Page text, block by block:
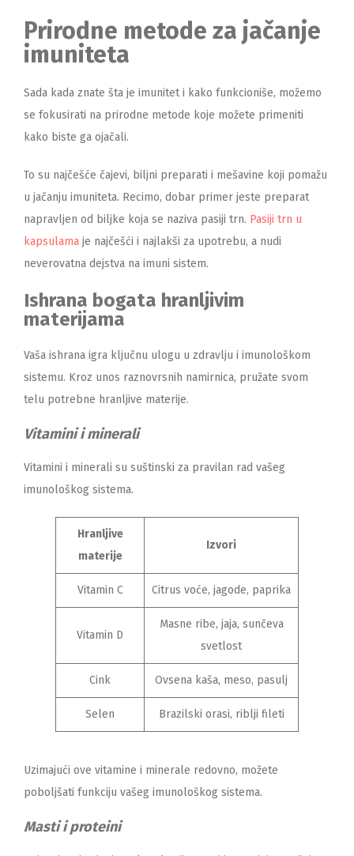
Prirodne metode za jačanje
imuniteta
Sada kada znate šta je imunitet i kako funkcioniše, možemo
se fokusirati na prirodne metode koje možete primeniti
kako biste ga ojačali.
To su najčešće čajevi, biljni preparati i mešavine koji pomažu
u jačanju imuniteta. Recimo, dobar primer jeste preparat
napravljen od biljke koja se naziva pasiji trn. Pasiji trn u
kapsulama je najčešći i najlakši za upotrebu, a nudi
neverovatna dejstva na imuni sistem.
Ishrana bogata hranljivim
materijama
Vaša ishrana igra ključnu ulogu u zdravlju i imunološkom
sistemu. Kroz unos raznovrsnih namirnica, pružate svom
telu potrebne hranljive materije.
Vitamini i minerali
Vitamini i minerali su suštinski za pravilan rad vašeg
imunološkog sistema.
Hranljive
materije
Izvori
Vitamin C Citrus voće, jagode, paprika
Vitamin D
Masne ribe, jaja, sunčeva
svetlost
Cink Ovsena kaša, meso, pasulj
Selen Brazilski orasi, riblji fileti
Uzimajući ove vitamine i minerale redovno, možete
poboljšati funkciju vašeg imunološkog sistema.
Masti i proteini